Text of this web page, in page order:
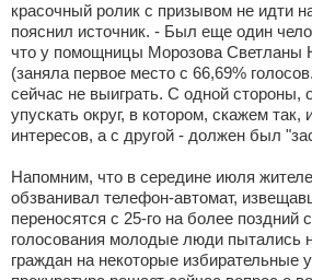
красочный ролик с призывом не идти
пояснил источник. - Был еще один
что у помощницы Морозова Светланы
(заняла первое место с 66,69%
сейчас не выиграть. С одной стороны,
упускать округ, в котором, скажем так,
интересов, а с другой - должен был
Напомним, что в середине июля
обзванивал телефон-автомат,
переносятся с 25-го на более поздний
голосования молодые люди пытались
граждан на некоторые избирательные